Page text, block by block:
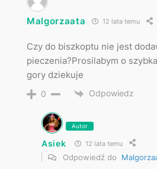
Malgorzaata 12 lata temu
Czy do biszkoptu nie jest
pieczenia?Prosilabym o
gory dziekuje
0 Odpowiedz
Autor
Asiek 12 lata temu
Odpowiedź do